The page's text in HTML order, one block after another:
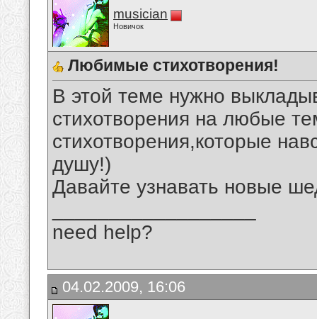
musician
Новичок
Любимые стихотворения!
В этой теме нужно
стихотворения на любые
стихотворения,которые
душу!)
Давайте узнавать новые
need help?
04.02.2009, 16:06